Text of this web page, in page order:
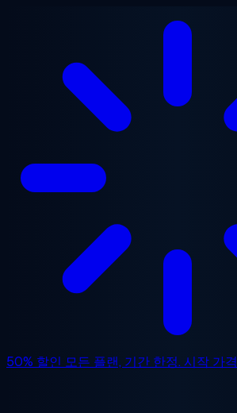
50% 할인 모든 플랜, 기간 한정. 시작 가격